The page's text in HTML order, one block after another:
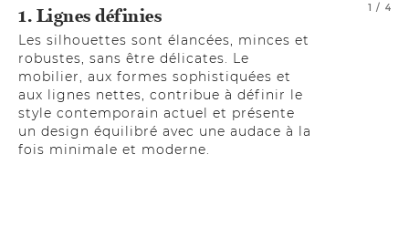
1. Lignes définies
Les silhouettes sont élancées, minces et
robustes, sans être délicates. Le
mobilier, aux formes sophistiquées et
aux lignes nettes, contribue à définir le
style contemporain actuel et présente
un design équilibré avec une audace à la
fois minimale et moderne.
1 / 4